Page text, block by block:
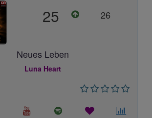
25 26
Neues Leben
Luna Heart